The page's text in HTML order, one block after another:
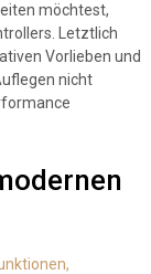
möchtest,
Letztlich
Vorlieben und
nicht